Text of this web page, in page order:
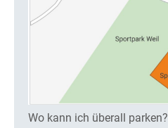
Wo kann ich überall parken?